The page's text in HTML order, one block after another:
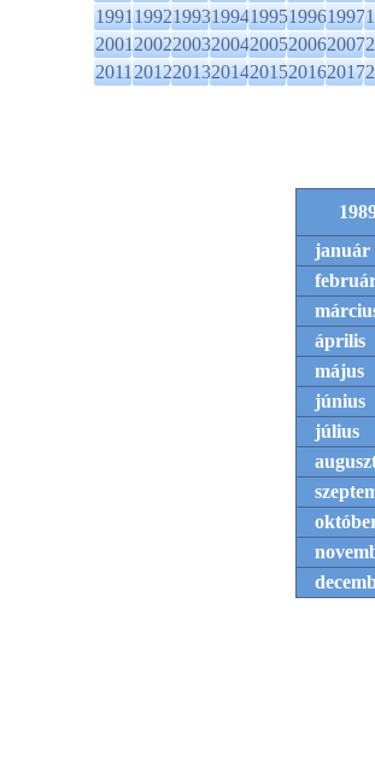
1991199219931994199519961997
2001200220032004200520062007
2011201220132014201520162017
január
április
május
június
július